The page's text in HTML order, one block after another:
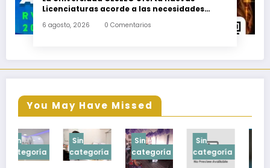
Licenciaturas acorde a las necesidades
nivel medio superior
6 agosto, 2026 0 Comentarios
You May Have Missed
Sin
categoría
Sin
categoría
Sin
categoría
Sin
categoría